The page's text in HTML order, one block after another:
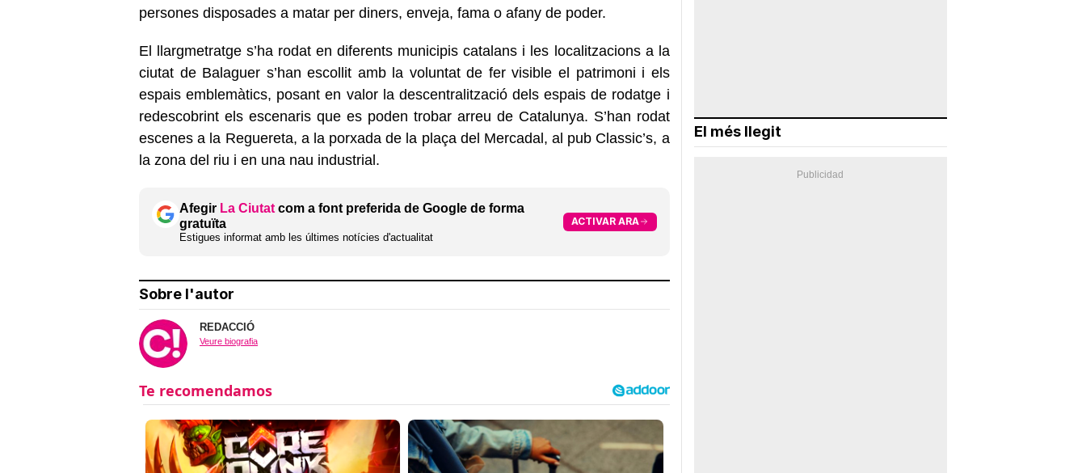
persones disposades a matar per diners, enveja, fama o afany de poder.
El llargmetratge s’ha rodat en diferents municipis catalans i les localitzacions a la
ciutat de Balaguer s’han escollit amb la voluntat de fer visible el patrimoni i els
espais emblemàtics, posant en valor la descentralització dels espais de rodatge i
redescobrint els escenaris que es poden trobar arreu de Catalunya. S’han rodat
escenes a la Reguereta, a la porxada de la plaça del Mercadal, al pub Classic’s, a
la zona del riu i en una nau industrial.
Afegir La Ciutat com a font preferida de Google de forma
gratuïta
Estigues informat amb les últimes notícies d'actualitat
ACTIVAR ARA
Sobre l'autor
REDACCIÓ
Veure biografia
El més llegit